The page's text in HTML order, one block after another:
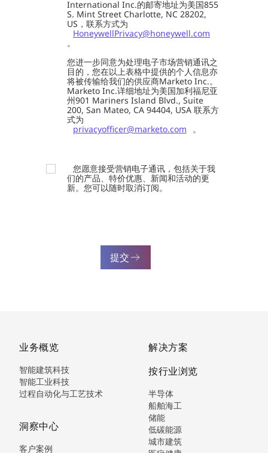
International Inc.的邮寄地址为美国855
S. Mint Street Charlotte, NC 28202,
US，联系方式为
HoneywellPrivacy@honeywell.com
。
您进一步同意为处理电子市场营销通讯之
目的，您在以上表格中提供的个人信息亦
将被传输给我们的供应商Marketo Inc.。
Marketo Inc.详细地址为美国加利福尼亚
州901 Mariners Island Blvd., Suite
200, San Mateo, CA 94404, USA 联系方
式为
privacyofficer@marketo.com
。
您愿意接受营销电子通讯，包括关于我
们的产品、特价优惠、新闻和活动的更
新。您可以随时取消订阅。
提交
业务概览
智能建筑科技
智能工业科技
过程自动化与工艺技术
洞察中心
客户案例
解决方案
按行业浏览
半导体
船舶海工
储能
低碳能源
城市建筑